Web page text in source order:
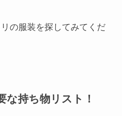
の服装を探してみてくだ
な持ち物リスト！